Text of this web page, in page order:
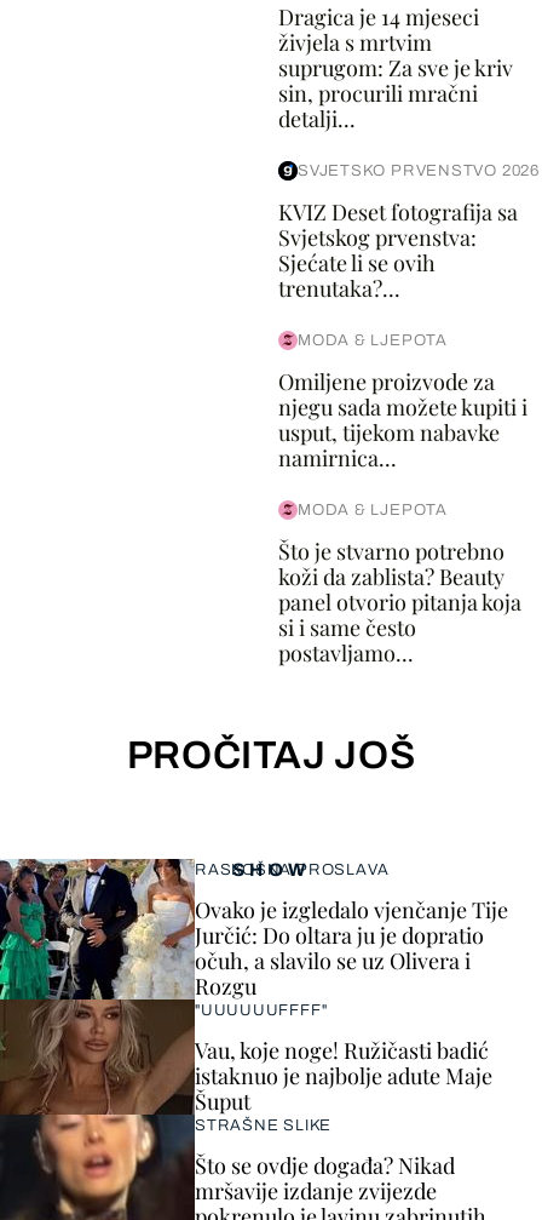
Dragica je 14 mjeseci
živjela s mrtvim
suprugom: Za sve je kriv
sin, procurili mračni
detalji...
SVJETSKO PRVENSTVO 2026
KVIZ Deset fotografija sa
Svjetskog prvenstva:
Sjećate li se ovih
trenutaka?...
MODA & LJEPOTA
Omiljene proizvode za
njegu sada možete kupiti i
usput, tijekom nabavke
namirnica...
MODA & LJEPOTA
Što je stvarno potrebno
koži da zablista? Beauty
panel otvorio pitanja koja
si i same često
postavljamo...
PROČITAJ JOŠ
SHOW
RASKOŠNA PROSLAVA
Ovako je izgledalo vjenčanje Tije
Jurčić: Do oltara ju je dopratio
očuh, a slavilo se uz Olivera i
Rozgu
"UUUUUUFFFF"
Vau, koje noge! Ružičasti badić
istaknuo je najbolje adute Maje
Šuput
STRAŠNE SLIKE
Što se ovdje događa? Nikad
mršavije izdanje zvijezde